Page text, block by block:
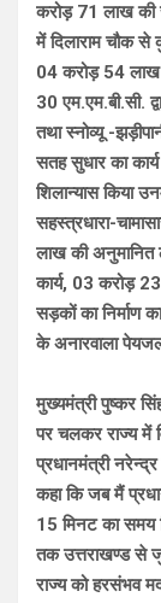
करोड़ 71 लाख की
में दिलाराम चौक से
04 करोड़ 54 लाख
30 एम.एम.बी.सी.
तथा स्नोव्यू -
सतह सुधार का
शिलान्यास किया
सहस्त्रधारा-
लाख की अनुमानित
कार्य, 03 करोड़
सड़कों का निर्माण
के अनारवाला
मुख्यमंत्री पुष्कर
पर चलकर राज्य में
प्रधानमंत्री
कहा कि जब मैं
15 मिनट का समय
तक उत्तराखण्ड से
राज्य को हरसंभव